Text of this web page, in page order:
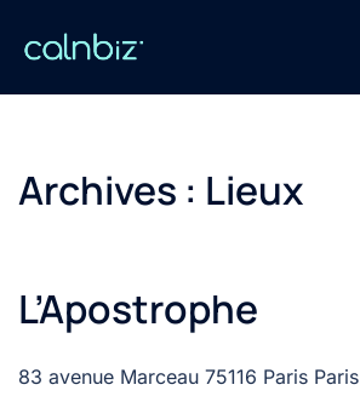
Archives : Lieux
L’Apostrophe
83 avenue Marceau 75116 Paris Paris